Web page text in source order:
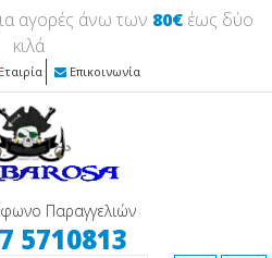
αγορές άνω των 80€ έως δύο
κιλά
Εταιρία Επικοινωνία
Παραγγελιών
5710813